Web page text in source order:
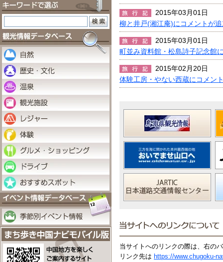
2015年03月01日
柳と井戸(湘江庵)にコメントが
2015年03月01日
町並み資料館・松島詩子記念館
2015年02月20日
体験工房・やない西蔵にコメン
当サイトへのリンクの際は、右の
リンク先は https://www.chugoku-